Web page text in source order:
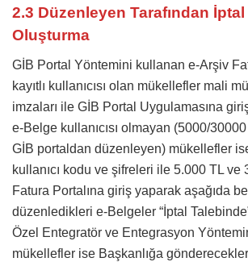
2.3 Düzenleyen Tarafından
Oluşturma
GİB Portal Yöntemini kullanan e-Arşiv
kayıtlı kullanıcısı olan mükellefler mali
imzaları ile GİB Portal Uygulamasına
e-Belge kullanıcısı olmayan (5000/
GİB portaldan düzenleyen) mükellefler
kullanıcı kodu ve şifreleri ile 5.000 TL ve
Fatura Portalına giriş yaparak aşağıda
düzenledikleri e-Belgeler “İptal
Özel Entegratör ve Entegrasyon
mükellefler ise Başkanlığa